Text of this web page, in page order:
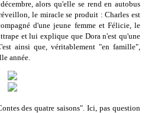
alors qu'elle se rend en autobus
le miracle se produit : Charles est
d'une jeune femme et Félicie, le
et lui explique que Dora n'est qu'une
ainsi que, véritablement "en famille",
année.
des quatre saisons". Ici, pas question